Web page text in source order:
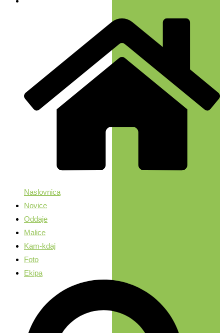
Naslovnica
Novice
Oddaje
Malice
Kam-kdaj
Foto
Ekipa